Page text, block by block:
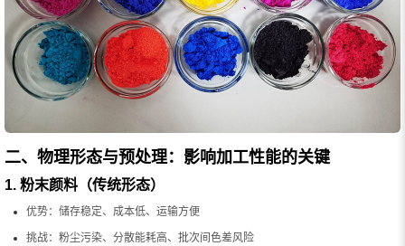
二、物理形态与预处理：影响加工性能的关键
1. 粉末颜料（传统形态）
优势：储存稳定、成本低、运输方便
挑战：粉尘污染、分散能耗高、批次间色差风险